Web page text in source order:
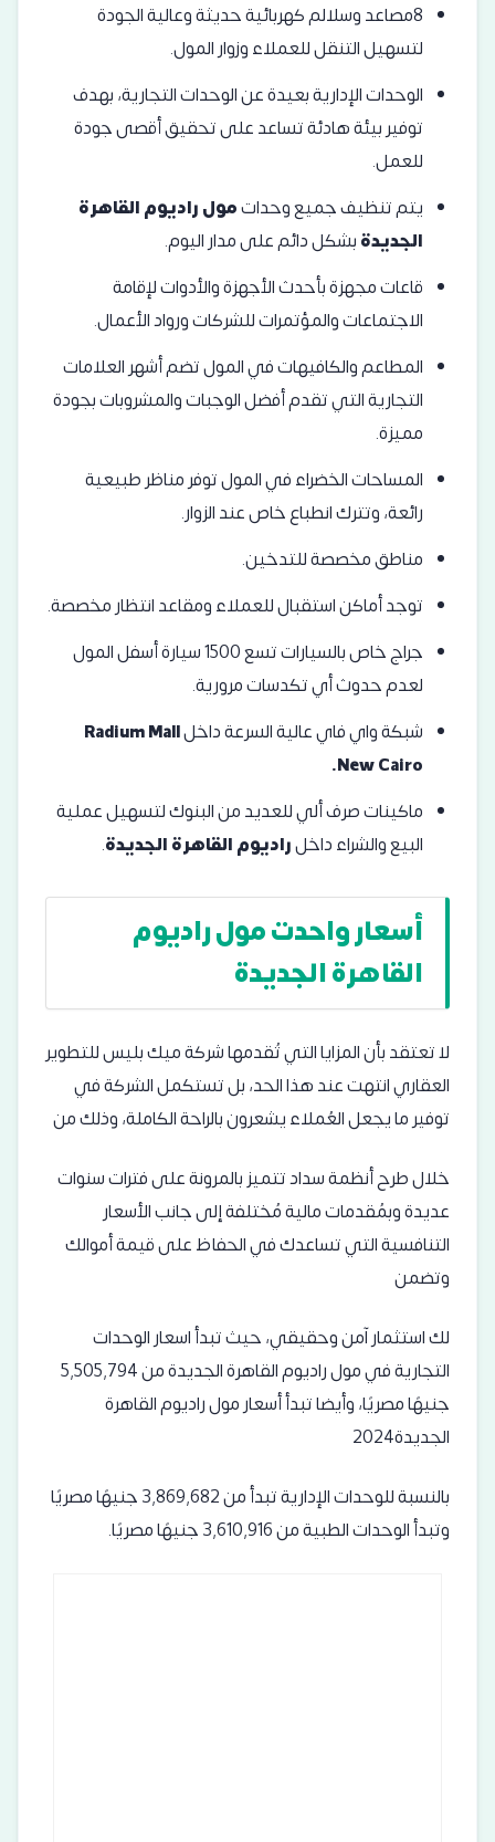
8مصاعد وسلالم كهربائية حديثة وعالية الجودة
لتسهيل التنقل للعملاء وزوار المول.
الوحدات الإدارية بعيدة عن الوحدات التجارية، بهدف
توفير بيئة هادئة تساعد على تحقيق أقصى جودة
للعمل.
يتم تنظيف جميع وحداتمول راديوم القاهرة
الجديدةبشكل دائم على مدار اليوم.
قاعات مجهزة بأحدث الأجهزة والأدوات لإقامة
الاجتماعات والمؤتمرات للشركات ورواد الأعمال.
المطاعم والكافيهات في المول تضم أشهر العلامات
التجارية التي تقدم أفضل الوجبات والمشروبات بجودة
مميزة.
المساحات الخضراء في المول توفر مناظر طبيعية
رائعة، وتترك انطباع خاص عند الزوار.
مناطق مخصصة للتدخين.
توجد أماكن استقبال للعملاء ومقاعد انتظار مخصصة.
جراج خاص بالسيارات تسع 1500 سيارة أسفل المول
لعدم حدوث أي تكدسات مرورية.
شبكة واي فاي عالية السرعة داخلRadium Mall
New Cairo.
ماكينات صرف ألي للعديد من البنوك لتسهيل عملية
البيع والشراء داخلراديوم القاهرة الجديدة.
أسعار واحدت مول راديوم
القاهرة الجديدة
لا تعتقد بأن المزايا التي تُقدمها شركة ميك بليس للتطوير
العقاري انتهت عند هذا الحد، بل تستكمل الشركة في
توفير ما يجعل العُملاء يشعرون بالراحة الكاملة، وذلك من
خلال طرح أنظمة سداد تتميز بالمرونة على فترات سنوات
عديدة وبمُقدمات مالية مُختلفة إلى جانب الأسعار
التنافسية التي تساعدك في الحفاظ على قيمة أموالك
وتضمن
لك استثمار آمن وحقيقي، حيث تبدأ اسعار الوحدات
التجارية في مول راديوم القاهرة الجديدة من 5,505,794
جنيهًا مصريًا، وأيضا تبدأ أسعار مول راديوم القاهرة
الجديدة2024
بالنسبة للوحدات الإدارية تبدأ من 3,869,682 جنيهًا مصريًا
وتبدأ الوحدات الطبية من 3,610,916 جنيهًا مصريًا.